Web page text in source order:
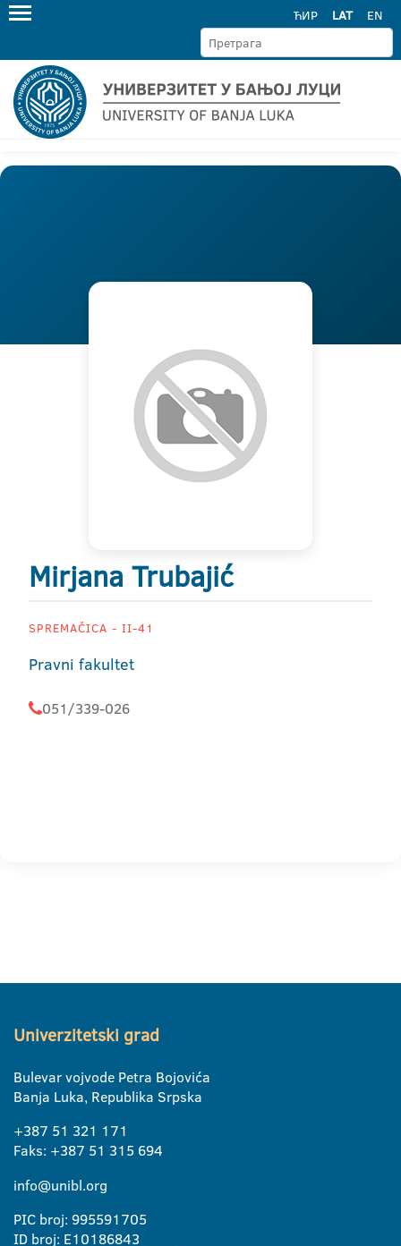
ЋИР LAT EN
Mirjana Trubajić
SPREMAČICA - II-41
Pravni fakultet
051/339-026
Univerzitetski grad
Bulevar vojvode Petra Bojovića
Banja Luka, Republika Srpska
+387 51 321 171
Faks: +387 51 315 694
info@unibl.org
PIC broj: 995591705
ID broj: E10186843